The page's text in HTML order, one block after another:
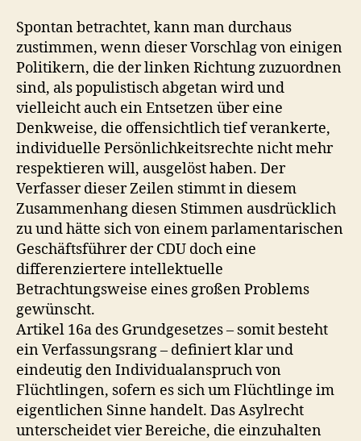
Spontan betrachtet, kann man durchaus
zustimmen, wenn dieser Vorschlag von einigen
Politikern, die der linken Richtung zuzuordnen
sind, als populistisch abgetan wird und
vielleicht auch ein Entsetzen über eine
Denkweise, die offensichtlich tief verankerte,
individuelle Persönlichkeitsrechte nicht mehr
respektieren will, ausgelöst haben. Der
Verfasser dieser Zeilen stimmt in diesem
Zusammenhang diesen Stimmen ausdrücklich
zu und hätte sich von einem parlamentarischen
Geschäftsführer der CDU doch eine
differenziertere intellektuelle
Betrachtungsweise eines großen Problems
gewünscht.
Artikel 16a des Grundgesetzes – somit besteht
ein Verfassungsrang – definiert klar und
eindeutig den Individualanspruch von
Flüchtlingen, sofern es sich um Flüchtlinge im
eigentlichen Sinne handelt. Das Asylrecht
unterscheidet vier Bereiche, die einzuhalten